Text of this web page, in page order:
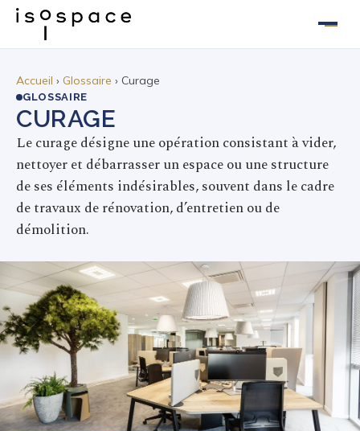
au
contenu
Accueil › Glossaire › Curage
GLOSSAIRE
CURAGE
Le curage désigne une opération consistant à vider,
nettoyer et débarrasser un espace ou une structure
de ses éléments indésirables, souvent dans le cadre
de travaux de rénovation, d’entretien ou de
démolition.